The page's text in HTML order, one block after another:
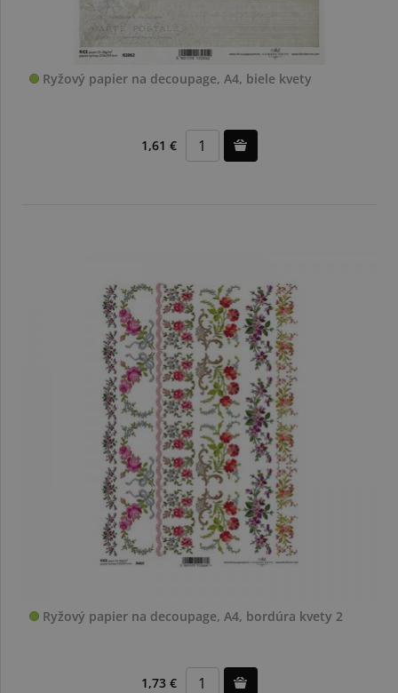
Ryžový papier na decoupage, A4, biele kvety
1,61 €
Ryžový papier na decoupage, A4, bordúra kvety 2
1,73 €